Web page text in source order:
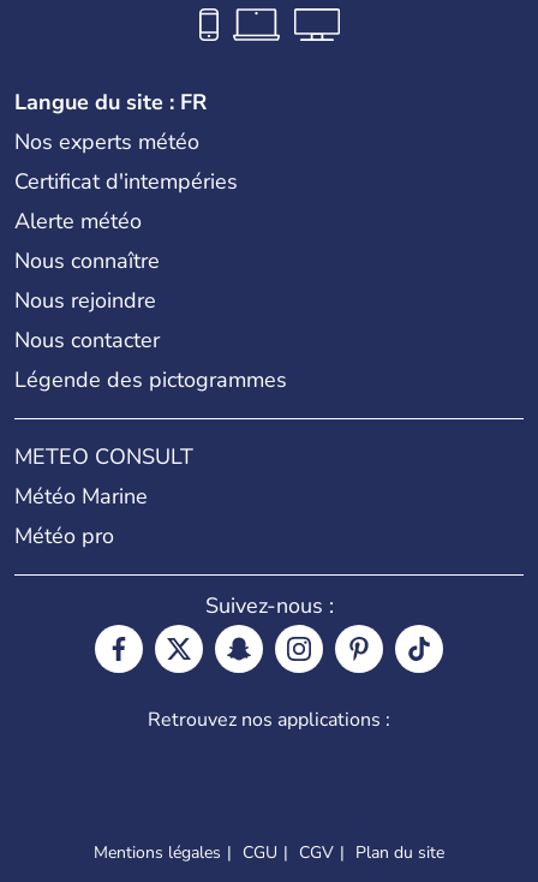
Langue du site : FR
Nos experts météo
Certificat d'intempéries
Alerte météo
Nous connaître
Nous rejoindre
Nous contacter
Légende des pictogrammes
METEO CONSULT
Météo Marine
Météo pro
Suivez-nous :
Retrouvez nos applications :
Mentions légales CGU CGV
Plan du site